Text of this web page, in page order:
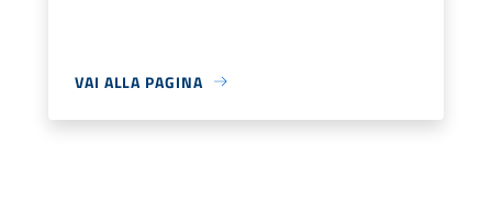
VAI ALLA PAGINA